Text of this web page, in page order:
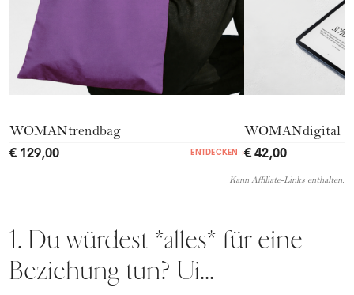
WOMANtrendbag
€ 129,00 ENTDECKEN →
WOMANdigital
€ 42,00
Kann Affiliate-Links enthalten.
1. Du würdest *alles* für eine
Beziehung tun? Ui...